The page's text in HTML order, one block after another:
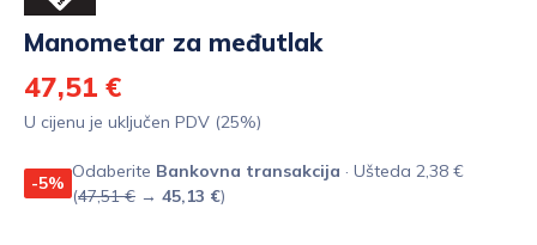
Manometar za međutlak
47,51 €
U cijenu je uključen PDV (25%)
-5%
Odaberite Bankovna transakcija · Ušteda 2,38 €
(47,51 € → 45,13 €)